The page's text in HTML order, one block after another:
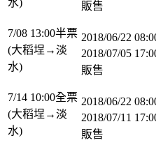
販售
7/08 13:00半票
(大稻埕→淡
水)
2018/06/22
2018/07/05
販售
7/14 10:00全票
(大稻埕→淡
水)
2018/06/22
2018/07/11
販售